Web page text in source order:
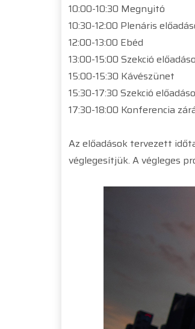
10:00-10:30 Megnyitó
10:30-12:00 Plenáris
12:00-13:00 Ebéd
13:00-15:00 Szekció
15:00-15:30 Kávészünet
15:30-17:30 Szekció
17:30-18:00 Konferencia
Az előadások tervezett
véglegesítjük. A végleges